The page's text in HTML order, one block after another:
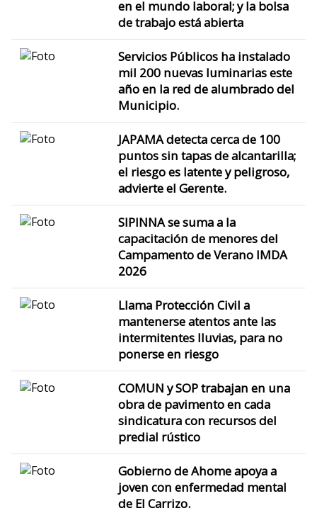
en el mundo laboral; y la bolsa
de trabajo está abierta
Servicios Públicos ha instalado
mil 200 nuevas luminarias este
año en la red de alumbrado del
Municipio.
JAPAMA detecta cerca de 100
puntos sin tapas de alcantarilla;
el riesgo es latente y peligroso,
advierte el Gerente.
SIPINNA se suma a la
capacitación de menores del
Campamento de Verano IMDA
2026
Llama Protección Civil a
mantenerse atentos ante las
intermitentes lluvias, para no
ponerse en riesgo
COMUN y SOP trabajan en una
obra de pavimento en cada
sindicatura con recursos del
predial rústico
Gobierno de Ahome apoya a
joven con enfermedad mental
de El Carrizo.